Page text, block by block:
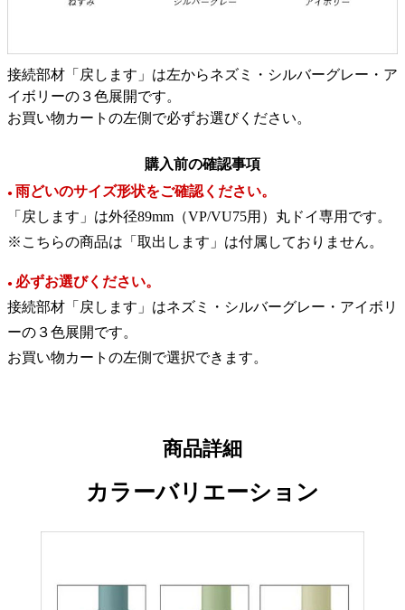
接続部材「戻します」は左からネズミ・シルバーグレー・ア
イボリーの３色展開です。
お買い物カートの左側で必ずお選びください。
購入前の確認事項
● 雨どいのサイズ形状をご確認ください。
「戻します」は外径89mm（VP/VU75用）丸ドイ専用です。
※こちらの商品は「取出します」は付属しておりません。
● 必ずお選びください。
接続部材「戻します」はネズミ・シルバーグレー・アイボリ
ーの３色展開です。
お買い物カートの左側で選択できます。
商品詳細
カラーバリエーション